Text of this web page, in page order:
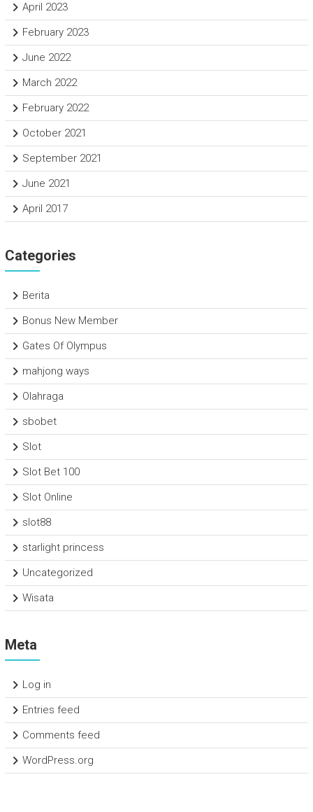
April 2023
February 2023
June 2022
March 2022
February 2022
October 2021
September 2021
June 2021
April 2017
Categories
Berita
Bonus New Member
Gates Of Olympus
mahjong ways
Olahraga
sbobet
Slot
Slot Bet 100
Slot Online
slot88
starlight princess
Uncategorized
Wisata
Meta
Log in
Entries feed
Comments feed
WordPress.org